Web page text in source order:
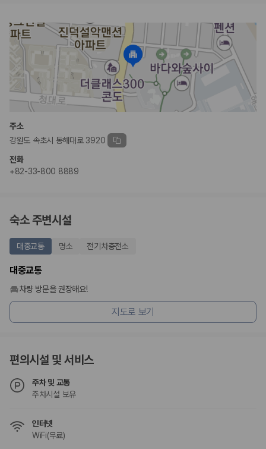
주소
강원도 속초시 동해대로 3920
전화
+82-33-800 8889
숙소 주변시설
대중교통 명소 전기차충전소
대중교통
차량 방문을 권장해요!
지도로 보기
편의시설 및 서비스
주차 및 교통
주차시설 보유
인터넷
WiFi(무료)